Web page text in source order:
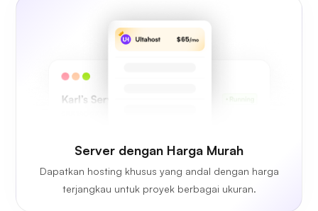
Server dengan Harga Murah
Dapatkan hosting khusus yang andal dengan harga
terjangkau untuk proyek berbagai ukuran.